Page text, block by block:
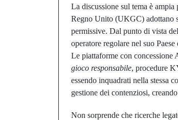
La discussione sul tema è
Regno Unito (UKGC) adottano
permissive. Dal punto di vista
operatore regolare nel suo
Le piattaforme con
gioco responsabile, procedure
essendo inquadrati nella stessa
gestione dei contenziosi,
Non sorprende che ricerche